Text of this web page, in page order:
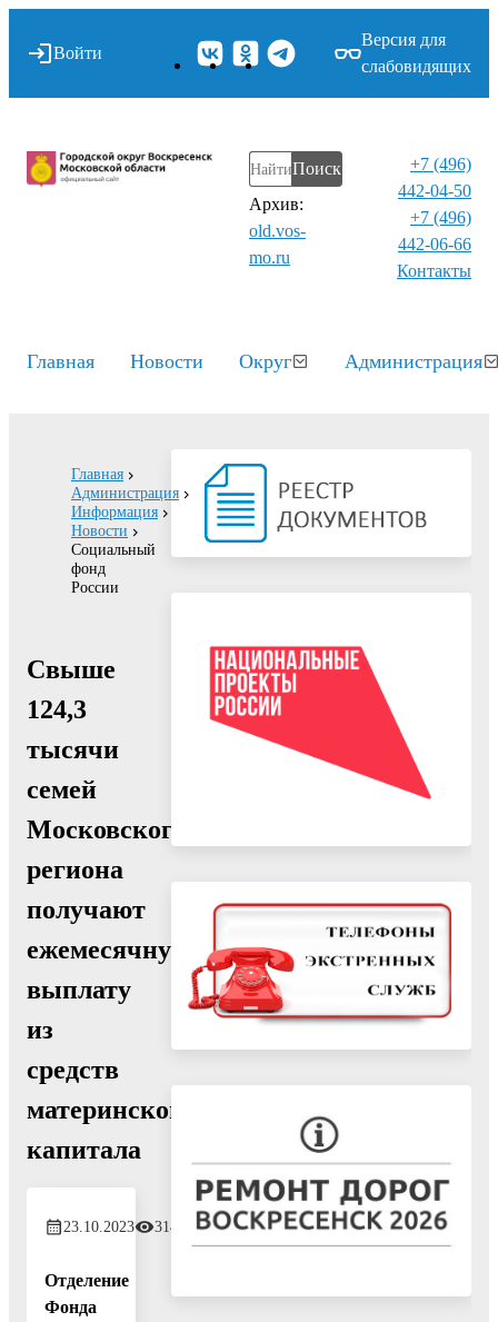
Войти
Версия для
слабовидящих
Поиск
Архив:
old.vos-
mo.ru
+7 (496)
442-04-50
+7 (496)
442-06-66
Контакты⁠
Главная Новости Округ Администрация
Главная
Администрация
Информация
Новости
Социальный
фонд
России
Свыше
124,3
тысячи
семей
Московского
региона
получают
ежемесячную
выплату
из
средств
материнского
капитала
23.10.2023 314
Отделение
Фонда